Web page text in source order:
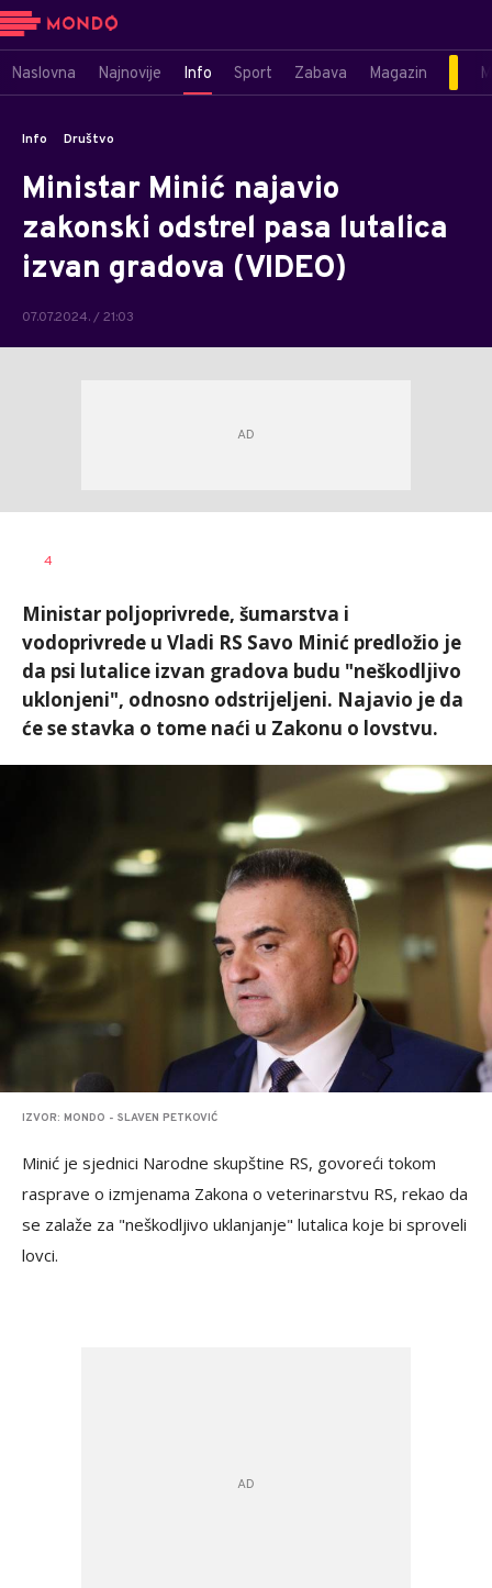
Naslovna Najnovije Info Sport Zabava Magazin
Info Društvo
Ministar Minić najavio
zakonski odstrel pasa lutalica
izvan gradova (VIDEO)
07.07.2024. / 21:03
AUTOR
4
Ministar poljoprivrede, šumarstva i
vodoprivrede u Vladi RS Savo Minić predložio je
da psi lutalice izvan gradova budu "neškodljivo
uklonjeni", odnosno odstrijeljeni. Najavio je da
će se stavka o tome naći u Zakonu o lovstvu.
IZVOR: MONDO - SLAVEN PETKOVIĆ
Minić je sjednici Narodne skupštine RS, govoreći tokom
rasprave o izmjenama Zakona o veterinarstvu RS, rekao da
se zalaže za "neškodljivo uklanjanje" lutalica koje bi sproveli
lovci.